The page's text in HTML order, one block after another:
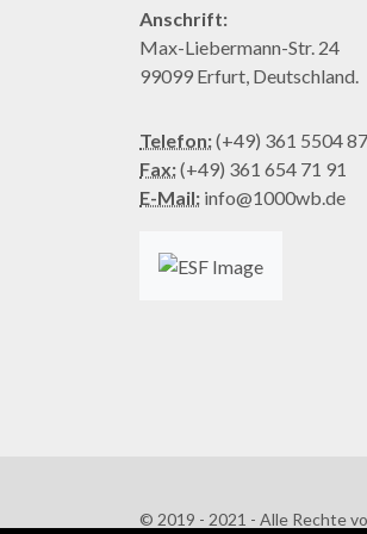
Anschrift:
Max-Liebermann-Str. 24
99099 Erfurt, Deutschland.
Telefon:(+49) 361 5504
Fax:(+49) 361 654 71 91
E-Mail: info@1000wb.de
© 2019 - 2021 - Alle Rechte